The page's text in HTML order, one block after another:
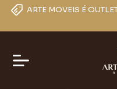
ARTE MOVEIS É